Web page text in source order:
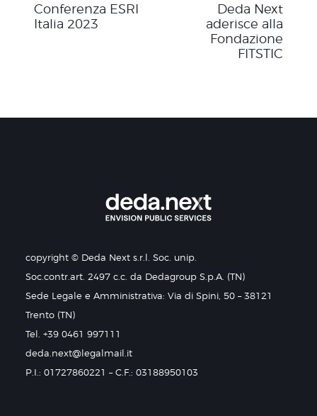
Conferenza ESRI
Italia 2023
Deda Next
aderisce alla
Fondazione
FITSTIC
copyright © Deda Next s.r.l. Soc. unip.
Soc.contr.art. 2497 c.c. da Dedagroup S.p.A. (TN)
Sede Legale e Amministrativa: Via di Spini, 50 – 38121
Trento (TN)
Tel. +39 0461 997111
deda.next@legalmail.it
P.I.: 01727860221 – C.F.: 03188950103